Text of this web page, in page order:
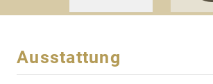
Ausstattung